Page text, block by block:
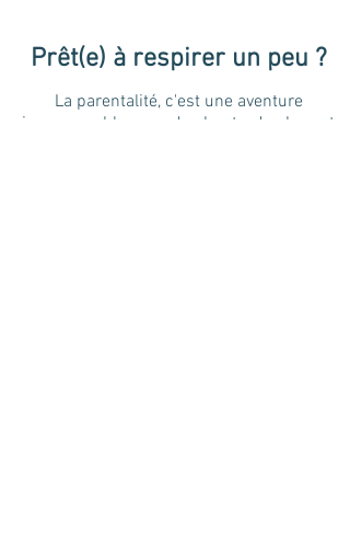
Prêt(e) à respirer un peu ?
La parentalité, c'est une aventure
incomparable, avec des hauts, des bas, et